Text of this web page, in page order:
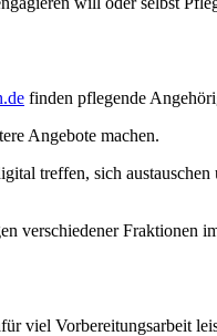
finden pflegende
Angebote machen.
treffen, sich
verschiedener Fraktionen
viel Vorbereitungsarbeit